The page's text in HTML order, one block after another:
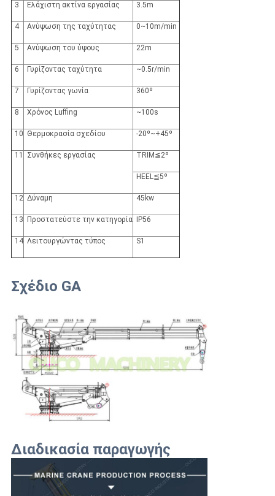
3 Ελάχιστη ακτίνα εργασίας 3.5m
4 Ανύψωση της ταχύτητας 0~10m/min
5 Ανύψωση του ύψους 22m
6 Γυρίζοντας ταχύτητα ~0.5r/min
7 Γυρίζοντας γωνία 360º
8 Χρόνος Luffing ~100s
10 Θερμοκρασία σχεδίου -20º~+45º
11 Συνθήκες εργασίας TRIM≦2º
HEEL≦5º
12 Δύναμη 45kw
13 Προστατεύστε την κατηγορία IP56
14 Λειτουργώντας τύπος S1
Σχέδιο GA
Διαδικασία παραγωγής